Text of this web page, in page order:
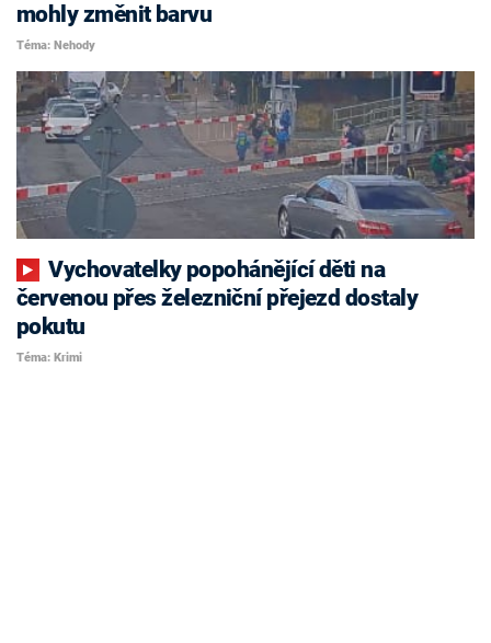
mohly změnit barvu
Téma: Nehody
Vychovatelky popohánějící děti na
červenou přes železniční přejezd dostaly
pokutu
Téma: Krimi